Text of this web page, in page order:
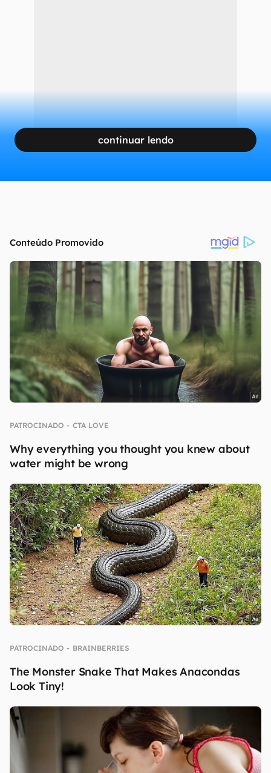
continuar lendo